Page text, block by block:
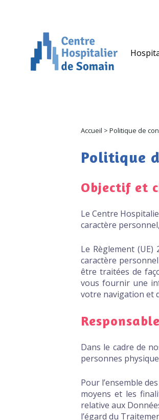
Accueil > Politique de
Politique
Objectif et
Le Centre
caractère
Le Règlement
caractère
être traitées de
vous fournir une
votre navigation et
Dans le cadre de
personnes
Pour l’ensemble
moyens et les
relative aux
l’égard du